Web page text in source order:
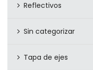
Reflectivos
Sin categorizar
Tapa de ejes